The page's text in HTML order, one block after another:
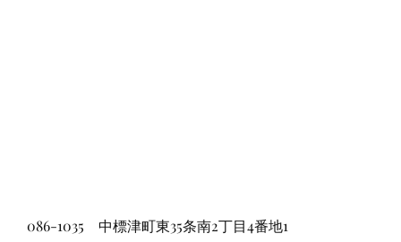
086-1035 中標津町東35条南2丁目4番地1